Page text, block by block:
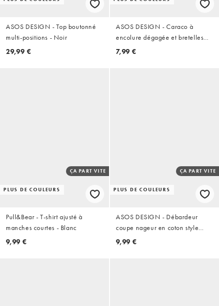
ASOS DESIGN - Top boutonné
multi-positions - Noir
29,99 €
ASOS DESIGN - Caraco à
encolure dégagée et bretelles
élastiques - Crème
7,99 €
PLUS DE COULEURS
ÇA PART VITE
Pull&Bear - T-shirt ajusté à
manches courtes - Blanc
9,99 €
PLUS DE COULEURS
ÇA PART VITE
ASOS DESIGN - Débardeur
coupe nageur en coton style
années 90 à bretelles fines -
9,99 €